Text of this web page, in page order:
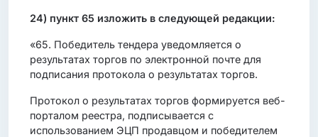
24) пункт 65 изложить в следующей редакции:
«65. Победитель тендера уведомляется о
результатах торгов по электронной почте для
подписания протокола о результатах торгов.
Протокол о результатах торгов формируется веб-
порталом реестра, подписывается с
использованием ЭЦП продавцом и победителем